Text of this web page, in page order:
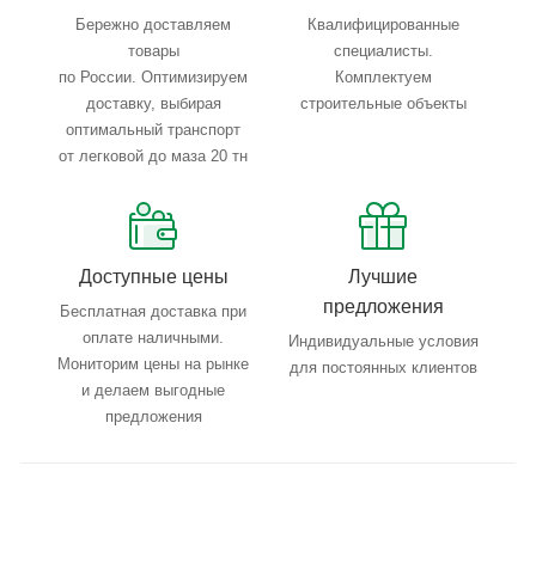
Бережно доставляем
товары
по России. Оптимизируем
доставку, выбирая
оптимальный транспорт
от легковой до маза 20 тн
Квалифицированные
специалисты.
Комплектуем
строительные объекты
Доступные цены
Бесплатная доставка при
оплате наличными.
Мониторим цены на рынке
и делаем выгодные
предложения
Лучшие
предложения
Индивидуальные условия
для постоянных клиентов